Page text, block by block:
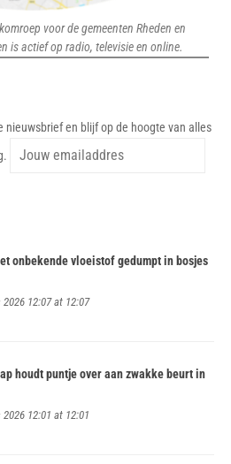
voor de gemeenten Rheden en
is actief op radio, televisie en online.
nieuwsbrief en blijf op de hoogte van alles
onbekende vloeistof gedumpt in bosjes
12:07 at 12:07
houdt puntje over aan zwakke beurt in
12:01 at 12:01